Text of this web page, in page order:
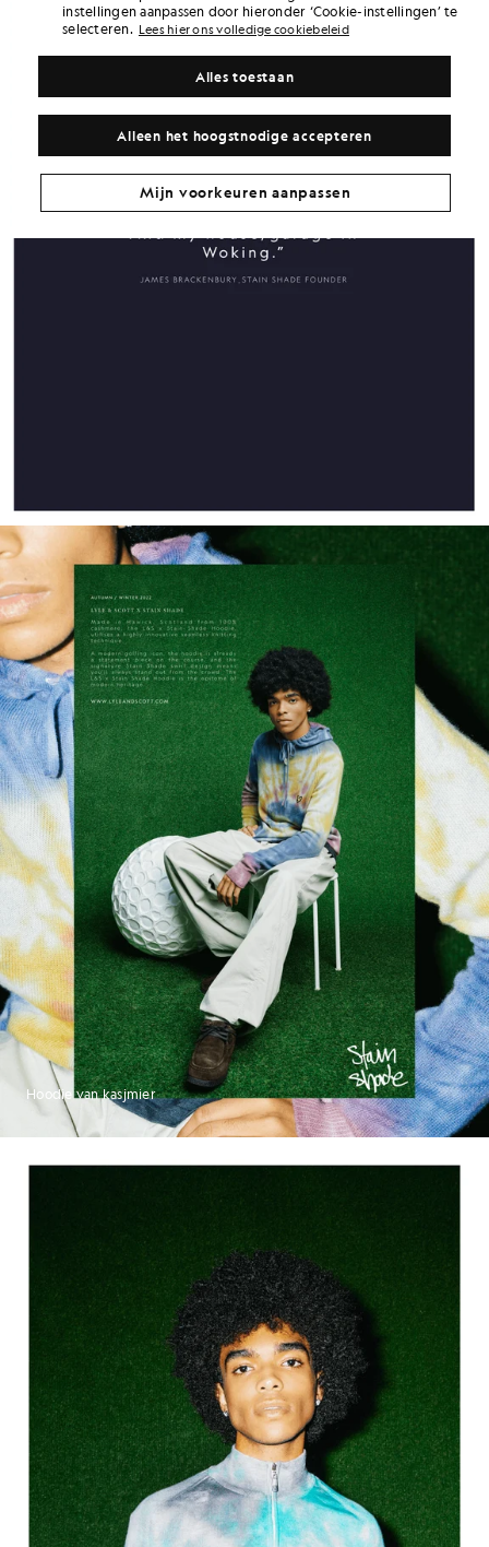
Hoodie van kasjmier
instellingen aanpassen door hieronder ‘Cookie-instellingen’ te
selecteren. Lees hier ons volledige cookiebeleid
Alleen het hoogstnodige accepteren
Alles toestaan
Mijn voorkeuren aanpassen